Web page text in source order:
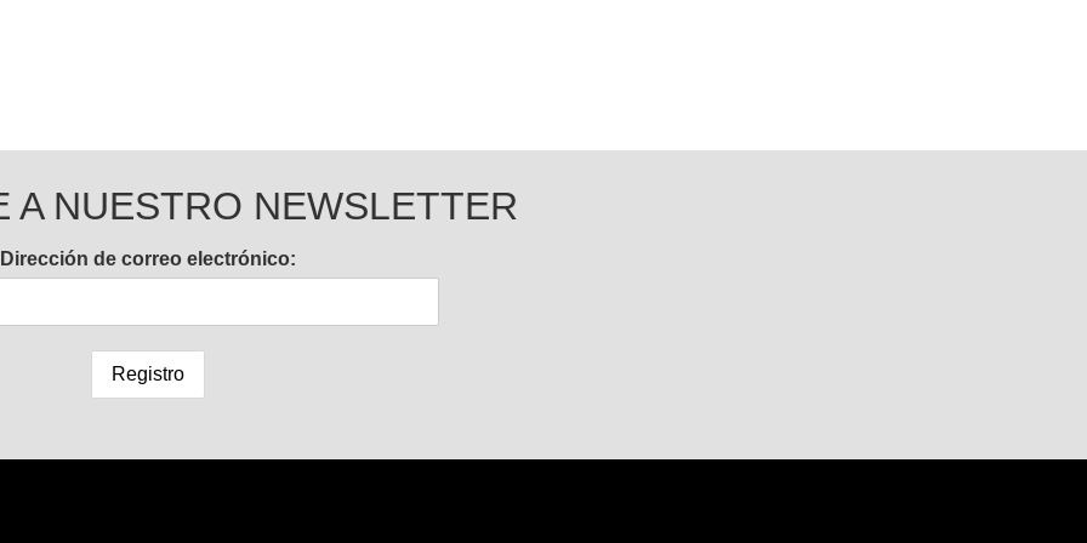
A NUESTRO NEWSLETTER
Dirección de correo electrónico: